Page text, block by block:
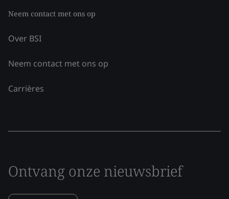
Neem contact met ons op
Over BSI
Neem contact met ons op
Carrières
Ontvang onze nieuwsbrief